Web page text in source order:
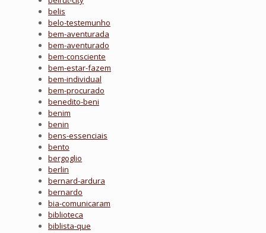
belis
belo-testemunho
bem-aventurada
bem-aventurado
bem-consciente
bem-estar-fazem
bem-individual
bem-procurado
benedito-beni
benim
benin
bens-essenciais
bento
bergoglio
berlin
bernard-ardura
bernardo
bia-comunicaram
biblioteca
biblista-que